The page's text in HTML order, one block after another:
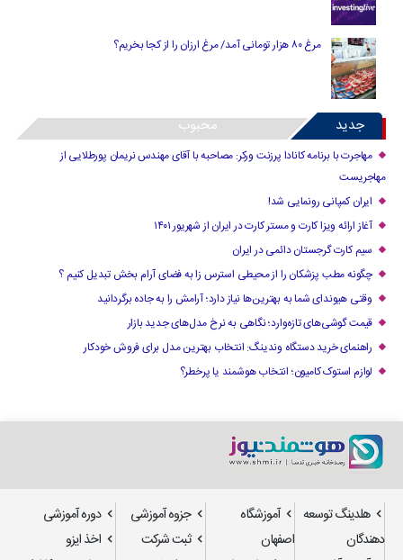
مرغ ۸۰ هزار تومانی آمد/ مرغ ارزان را از کجا بخریم؟
جدید محبوب
مهاجرت با برنامه کانادا پرزنت ورکر: مصاحبه با آقای مهندس نریمان پورطلایی از
مهاجریست
ایران کمپانی رونمایی شد!
آغاز ارائه ویزا کارت و مستر کارت در ایران از شهریور ۱۴۰۱
سیم کارت گرجستان دائمی در ایران
چگونه مطب پزشکان را از محیطی استرس زا به فضای آرام بخش تبدیل کنیم ؟
وقتی هیوندای شما به بهترین‌ها نیاز دارد؛ آرامش را به جاده برگردانید
قیمت گوشی‌های تازه‌وارد؛ نگاهی به نرخ مدل‌های جدید بازار
راهنمای خرید دستگاه وندینگ: انتخاب بهترین مدل برای فروش خودکار
لوازم استوک کامیون؛ انتخاب هوشمند یا پرخطر؟
هلدینگ توسعه
دهندگان
آموزشگاه
اصفهان
جزوه آموزشی
دوره آموزشی
ثبت شرکت
اخذ ایزو